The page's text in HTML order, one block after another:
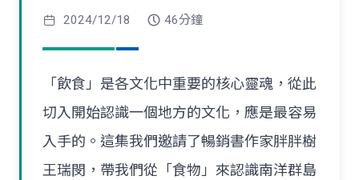
2024/12/18 46分鐘
「飲食」是各文化中重要的核心靈魂，從此
切入開始認識一個地方的文化，應是最容易
入手的。這集我們邀請了暢銷書作家胖胖樹
王瑞閔，帶我們從「食物」來認識南洋群島